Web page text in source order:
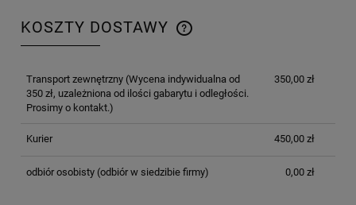
KOSZTY DOSTAWY
CENA NIE ZAWIERA EWENTUALNYCH KOSZTÓW
Transport zewnętrzny(Wycena indywidualna od
350 zł, uzależniona od ilości gabarytu i odległości.
Prosimy o kontakt.)
350,00 zł
Kurier 450,00 zł
odbiór osobisty(odbiór w siedzibie firmy) 0,00 zł